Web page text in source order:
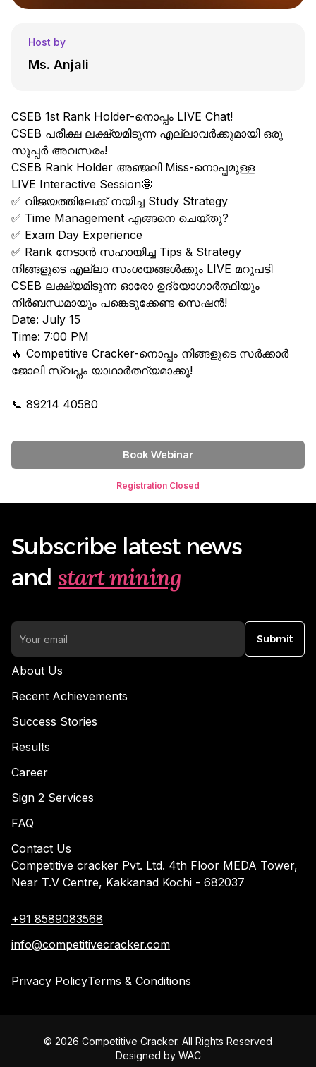
Host by
Ms. Anjali
CSEB 1st Rank Holder-നൊപ്പം LIVE Chat!
CSEB പരീക്ഷ ലക്ഷ്യമിടുന്ന എല്ലാവർക്കുമായി ഒരു
സൂപ്പർ അവസരം!
CSEB Rank Holder അഞ്ജലി Miss-നൊപ്പമുള്ള
LIVE Interactive Session🤩
✅ വിജയത്തിലേക്ക് നയിച്ച Study Strategy
✅ Time Management എങ്ങനെ ചെയ്തു?
✅ Exam Day Experience
✅ Rank നേടാൻ സഹായിച്ച Tips & Strategy
നിങ്ങളുടെ എല്ലാ സംശയങ്ങൾക്കും LIVE മറുപടി
CSEB ലക്ഷ്യമിടുന്ന ഓരോ ഉദ്യോഗാർത്ഥിയും
നിർബന്ധമായും പങ്കെടുക്കേണ്ട സെഷൻ!
Date: July 15
Time: 7:00 PM
🔥 Competitive Cracker-നൊപ്പം നിങ്ങളുടെ സർക്കാർ
ജോലി സ്വപ്നം യാഥാർത്ഥ്യമാക്കൂ!
📞 89214 40580
Book Webinar
Registration Closed
Subscribe latest news
and start mining
Submit
About Us
Recent Achievements
Success Stories
Results
Career
Sign 2 Services
FAQ
Contact Us
Competitive cracker Pvt. Ltd. 4th Floor MEDA Tower,
Near T.V Centre, Kakkanad Kochi - 682037
+91 8589083568
info@competitivecracker.com
Privacy PolicyTerms & Conditions
© 2026 Competitive Cracker. All Rights Reserved
Designed by WAC